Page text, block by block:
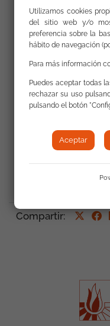
Compartir:
Utilizamos cookies
del sitio web y/o
preferencia sobre la
hábito de navegación
Para más información
Puedes aceptar todas
rechazar su uso
pulsando el botón
Aceptar